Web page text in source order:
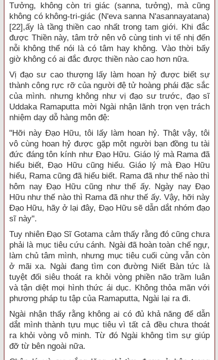
Tưởng, không còn tri giác (sanna, tưởng), mà cũng
không có không-tri-giác (N'eva sanna N'asannayatana)
[22],ấy là tầng thiền cao nhất trong tam giới. Khi đắc
được Thiền này, tâm trở nên vô cùng tinh vi tế nhị đến
nỗi không thể nói là có tâm hay không. Vào thời bấy
giờ không có ai đắc được thiền nào cao hơn nữa.
Vị đạo sư cao thượng lấy làm hoan hỷ được biết sự
thành công rực rỡ của người đệ tử hoàng phái đặc sắc
của mình. nhưng không như vị đạo sư trước, đạo sĩ
Uddaka Ramaputta mời Ngài nhận lãnh trọn vẹn trách
nhiệm dạy dỗ hàng môn đệ:
"Hỡi này Đạo Hữu, tôi lấy làm hoan hỷ. Thật vậy, tôi
vô cùng hoan hỷ được gặp một người bạn đồng tu tài
đức đáng tôn kính như Đạo Hữu. Giáo lý mà Rama đã
hiểu biết, Đạo Hữu cũng hiểu. Giáo lý mà Đạo Hữu
hiểu, Rama cũng đã hiểu biết. Rama đã như thế nào thì
hôm nay Đạo Hữu cũng như thế ấy. Ngày nay Đạo
Hữu như thế nào thì Rama đã như thế ấy. Vậy, hỡi này
Đạo Hữu, hãy ở lại đây, Đạo Hữu sẽ dẫn dắt nhóm đạo
sĩ này".
Tuy nhiên Đạo Sĩ Gotama cảm thấy rằng đó cũng chưa
phải là mục tiêu cứu cánh. Ngài đã hoàn toàn chế ngự,
làm chủ tâm mình, nhưng mục tiêu cuối cùng vẫn còn
ở mãi xa. Ngài đang tìm con đường Niết Bàn tức là
tuyệt đối siêu thoát ra khỏi vòng phiền não trầm luân
và tận diệt mọi hình thức ái dục. Không thỏa mãn với
phương pháp tu tập của Ramaputta, Ngài lại ra đi.
Ngài nhận thấy rằng không ai có đủ khả năng để dẫn
dắt mình thành tựu mục tiêu vì tất cả đều chưa thoát
ra khỏi vòng vô minh. Từ đó Ngài không tìm sự giúp
đỡ từ bên ngoài nữa.